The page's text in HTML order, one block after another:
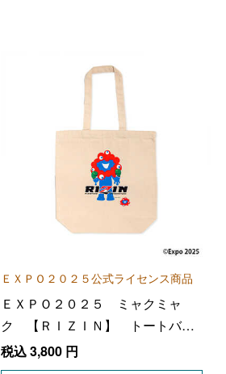
ＥＸＰＯ２０２５公式ライセンス商品
ＥＸＰＯ２０２５ ミャクミャ
ク 【ＲＩＺＩＮ】 トートバッ
グ ＮＡＴＵＲＡＬ
税込3,800 円